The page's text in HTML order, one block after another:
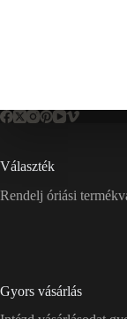
Választék
Rendelj óriási
Gyors vásárlás